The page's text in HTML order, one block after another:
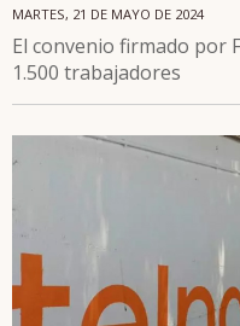
MARTES, 21 DE MAYO DE 2024
El convenio firmado por
1.500 trabajadores